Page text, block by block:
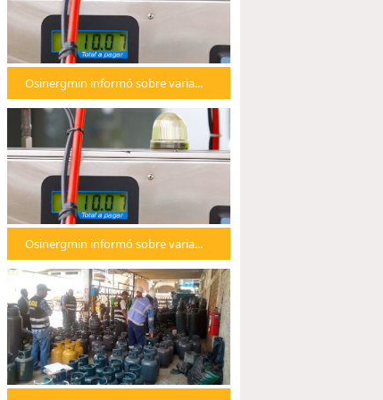
Osinergmin informó sobre varia...
Osinergmin informó sobre varia...